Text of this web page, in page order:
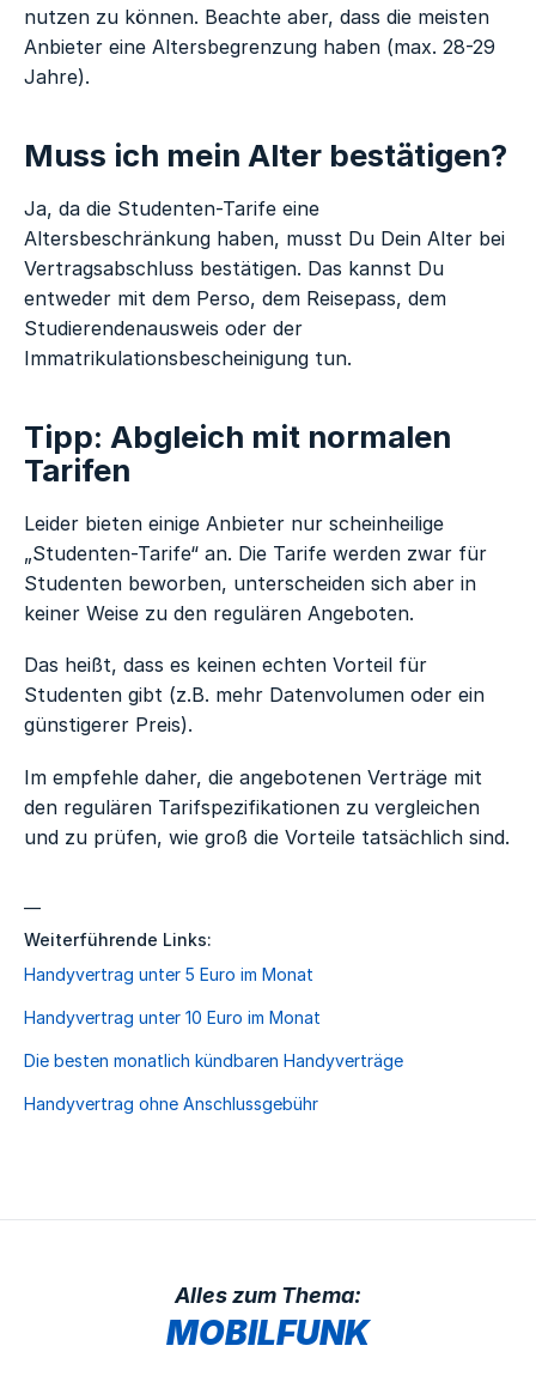
nutzen zu können. Beachte aber, dass die meisten
Anbieter eine Altersbegrenzung haben (max. 28-29
Jahre).
Muss ich mein Alter bestätigen?
Ja, da die Studenten-Tarife eine
Altersbeschränkung haben, musst Du Dein Alter bei
Vertragsabschluss bestätigen. Das kannst Du
entweder mit dem Perso, dem Reisepass, dem
Studierendenausweis oder der
Immatrikulationsbescheinigung tun.
Tipp: Abgleich mit normalen
Tarifen
Leider bieten einige Anbieter nur scheinheilige
„Studenten-Tarife“ an. Die Tarife werden zwar für
Studenten beworben, unterscheiden sich aber in
keiner Weise zu den regulären Angeboten.
Das heißt, dass es keinen echten Vorteil für
Studenten gibt (z.B. mehr Datenvolumen oder ein
günstigerer Preis).
Im empfehle daher, die angebotenen Verträge mit
den regulären Tarifspezifikationen zu vergleichen
und zu prüfen, wie groß die Vorteile tatsächlich sind.
—
Weiterführende Links:
Handyvertrag unter 5 Euro im Monat
Handyvertrag unter 10 Euro im Monat
Die besten monatlich kündbaren Handyverträge
Handyvertrag ohne Anschlussgebühr
Alles zum Thema:
MOBILFUNK